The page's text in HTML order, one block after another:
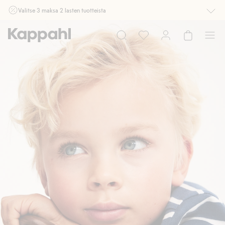
Valitse 3 maksa 2 lasten tuotteista
myymälässä ja verkossa. Ei voi yhdistää muihin alennuksiin tai tarjouksiin.
Osta nyt